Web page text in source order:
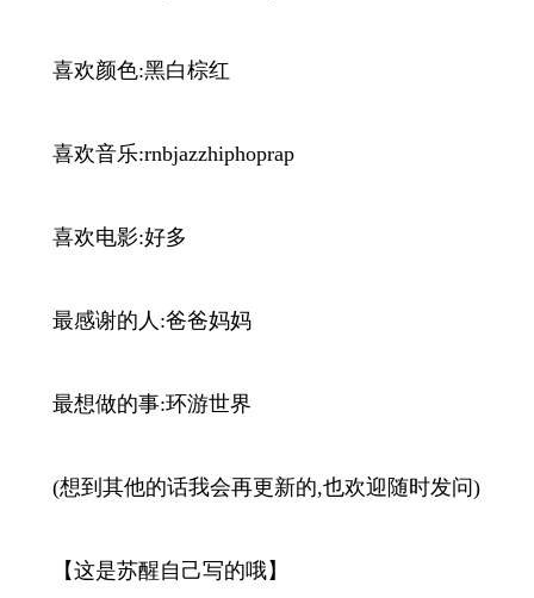
喜欢颜色:黑白棕红
喜欢音乐:rnbjazzhiphoprap
喜欢电影:好多
最感谢的人:爸爸妈妈
最想做的事:环游世界
(想到其他的话我会再更新的,也欢迎随时发问)
【这是苏醒自己写的哦】